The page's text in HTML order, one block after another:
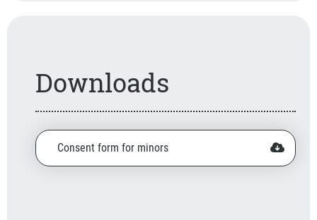
Downloads
Consent form for minors